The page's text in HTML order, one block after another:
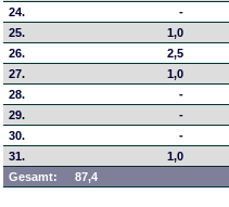
24.
-
25.
1,0
26.
2,5
27.
1,0
28.
-
29.
-
30.
-
31.
1,0
Gesamt:
87,4